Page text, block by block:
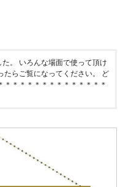
た。 いろんな場面で使って頂け
たらご覧になってください。 ど
＊＊＊＊＊＊＊＊＊＊＊＊＊＊